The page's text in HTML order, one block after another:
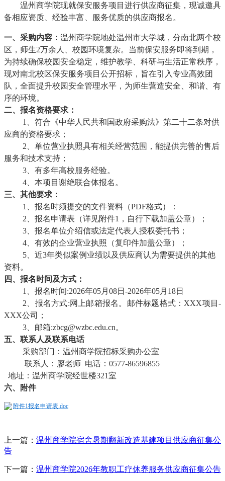
温州商学院现就保安服务项目进行供应商征集，现诚邀具
备相应资质、经验丰富、服务优质的供应商报名。
一、采购内容 ： 温州商学院地处温州市大学城，分南北两个校
区，师生2万余人、校园环境复杂。当前保安服务即将到期，
为持续确保校园安全稳定，维护教学、科研与生活正常秩序，
现对南北校区保安服务项目公开招标，旨在引入专业高效团
队，全面提升校园安全管理水平，为师生营造安全、和谐、有
序的环境。
二、报名资格要求：
1、符合《中华人民共和国政府采购法》第二十二条对供
应商的资格要求；
2、单位营业执照具有相关经营范围，能提供完善的售后
服务和技术支持；
3、有多年高校服务经验。
4、本项目谢绝联合体报名。
三、其他要求：
1、报名时须提交的文件资料（PDF格式）：
2、报名申请表（详见附件1，自行下载加盖公章）；
3、报名单位介绍信或法定代表人授权委托书；
4、有效的企业营业执照（复印件加盖公章）；
5、近3年类似案例业绩以及供应商认为需要提供的其他
资料。
四、报名时间及方式：
1、报名时间:2026年05月08日-2026年05月18日
2、报名方式:网上邮箱报名。邮件标题格式：XXX项目-
XXX公司；
3、邮箱:zbcg@wzbc.edu.cn。
五、联系人及联系电话
采购部门：温州商学院招标采购办公室
联系人：廖老师 电话：0577-86596855
地址：温州商学院经世楼321室
六、附件
附件1报名申请表.doc
上一篇： 温州商学院宿舍暑期翻新改造基建项目供应商征集公
告
下一篇： 温州商学院2026年教职工疗休养服务供应商征集公告